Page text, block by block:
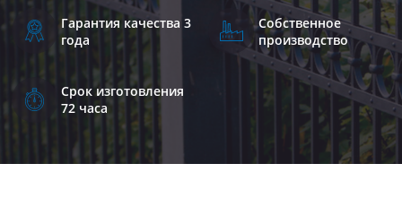
Гарантия качества 3
года
Собственное
производство
Срок изготовления
72 часа